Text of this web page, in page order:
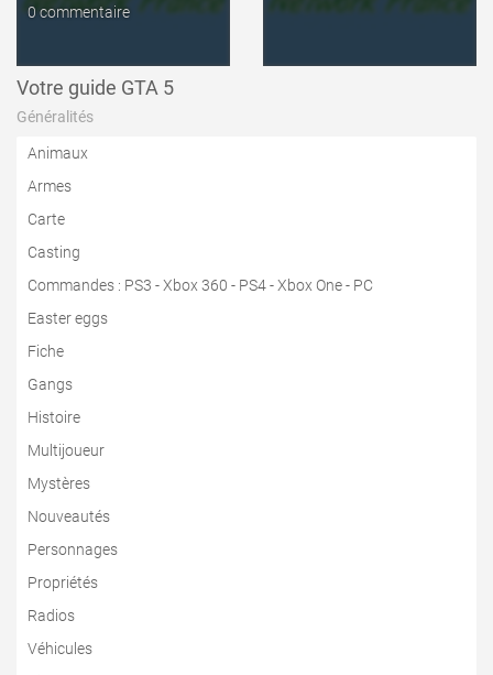
0 commentaire
Votre guide GTA 5
Généralités
Animaux
Armes
Carte
Casting
Commandes : PS3 -Xbox 360 - PS4-Xbox One- PC
Easter eggs
Fiche
Gangs
Histoire
Multijoueur
Mystères
Nouveautés
Personnages
Propriétés
Radios
Véhicules